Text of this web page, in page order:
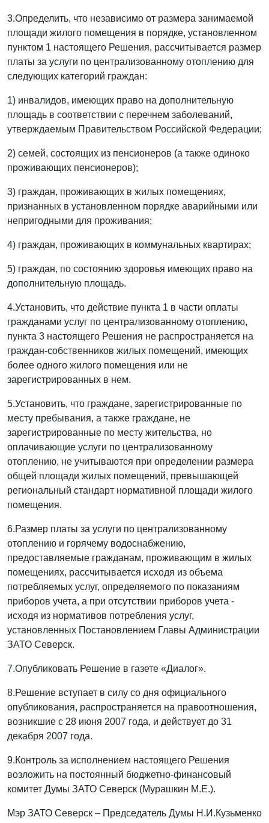
3.Определить, что независимо от размера занимаемой
площади жилого помещения в порядке, установленном
пунктом 1 настоящего Решения, рассчитывается размер
платы за услуги по централизованному отоплению для
следующих категорий граждан:
1) инвалидов, имеющих право на дополнительную
площадь в соответствии с перечнем заболеваний,
утверждаемым Правительством Российской Федерации;
2) семей, состоящих из пенсионеров (а также одиноко
проживающих пенсионеров);
3) граждан, проживающих в жилых помещениях,
признанных в установленном порядке аварийными или
непригодными для проживания;
4) граждан, проживающих в коммунальных квартирах;
5) граждан, по состоянию здоровья имеющих право на
дополнительную площадь.
4.Установить, что действие пункта 1 в части оплаты
гражданами услуг по централизованному отоплению,
пункта 3 настоящего Решения не распространяется на
граждан-собственников жилых помещений, имеющих
более одного жилого помещения или не
зарегистрированных в нем.
5.Установить, что граждане, зарегистрированные по
месту пребывания, а также граждане, не
зарегистрированные по месту жительства, но
оплачивающие услуги по централизованному
отоплению, не учитываются при определении размера
общей площади жилых помещений, превышающей
региональный стандарт нормативной площади жилого
помещения.
6.Размер платы за услуги по централизованному
отоплению и горячему водоснабжению,
предоставляемые гражданам, проживающим в жилых
помещениях, рассчитывается исходя из объема
потребляемых услуг, определяемого по показаниям
приборов учета, а при отсутствии приборов учета -
исходя из нормативов потребления услуг,
установленных Постановлением Главы Администрации
ЗАТО Северск.
7.Опубликовать Решение в газете «Диалог».
8.Решение вступает в силу со дня официального
опубликования, распространяется на правоотношения,
возникшие с 28 июня 2007 года, и действует до 31
декабря 2007 года.
9.Контроль за исполнением настоящего Решения
возложить на постоянный бюджетно-финансовый
комитет Думы ЗАТО Северск (Мурашкин М.Е.).
Мэр ЗАТО Северск – Председатель Думы Н.И.Кузьменко